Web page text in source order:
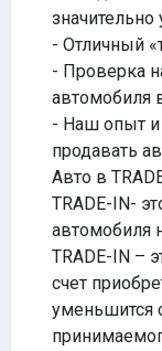
- Отличный
- Проверка
автомобиля
- Наш опыт и
продавать
Авто в
TRADE-IN-
автомобиля
TRADE-IN –
счет
уменьшится